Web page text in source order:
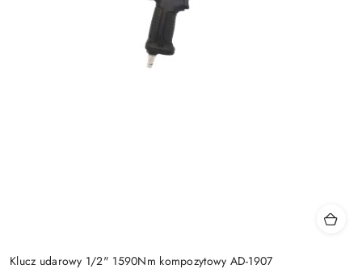
Klucz udarowy 1/2" 1590Nm kompozytowy AD-1907